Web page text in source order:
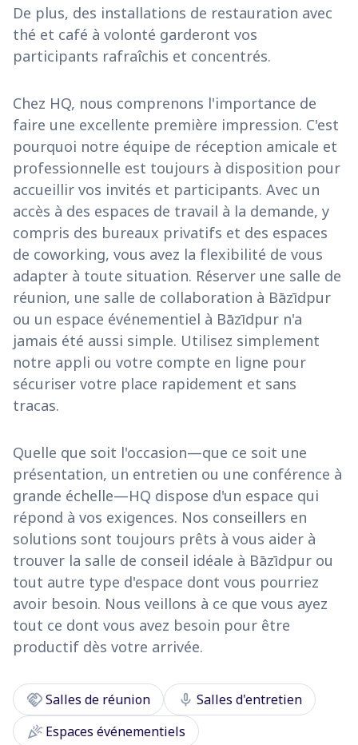
De plus, des installations de restauration avec
thé et café à volonté garderont vos
participants rafraîchis et concentrés.
Chez HQ, nous comprenons l'importance de
faire une excellente première impression. C'est
pourquoi notre équipe de réception amicale et
professionnelle est toujours à disposition pour
accueillir vos invités et participants. Avec un
accès à des espaces de travail à la demande, y
compris des bureaux privatifs et des espaces
de coworking, vous avez la flexibilité de vous
adapter à toute situation. Réserver une salle de
réunion, une salle de collaboration à Bāzīdpur
ou un espace événementiel à Bāzīdpur n'a
jamais été aussi simple. Utilisez simplement
notre appli ou votre compte en ligne pour
sécuriser votre place rapidement et sans
tracas.
Quelle que soit l'occasion—que ce soit une
présentation, un entretien ou une conférence à
grande échelle—HQ dispose d'un espace qui
répond à vos exigences. Nos conseillers en
solutions sont toujours prêts à vous aider à
trouver la salle de conseil idéale à Bāzīdpur ou
tout autre type d'espace dont vous pourriez
avoir besoin. Nous veillons à ce que vous ayez
tout ce dont vous avez besoin pour être
productif dès votre arrivée.
handshakeSalles de réunion mic Salles d'entretien
celebrationEspaces événementiels